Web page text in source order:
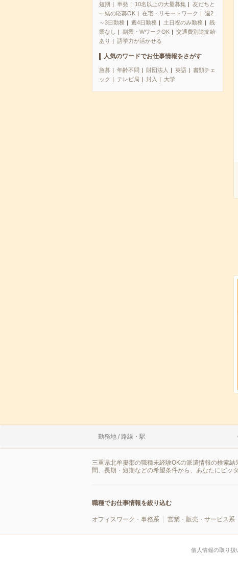
短期 単発 10名以上の大量募集
友だちと
一緒の応募OK
在宅・リモートワーク
週2
～3日勤務
週4日勤務 土日祝のみ勤務
残
業なし
副業・WワークOK
交通費別途支給
あり
語学力が活かせる
人気のワードでお仕事情報をさがす
急募 年齢不問 財団法人 英語
書類チェ
ック
テレビ局 封入 大学
勤務地 / 路線・駅
三重県北牟婁郡の職種未経験OKの派遣情報の検索
間、長期・短期などの希望条件から、あなたにピッ
職種でお仕事情報を絞り込む
オフィスワーク・事務系 営業・販売・サービス系
個人情報の取り扱